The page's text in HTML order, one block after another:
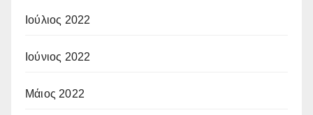
Ιούλιος 2022
Ιούνιος 2022
Μάιος 2022